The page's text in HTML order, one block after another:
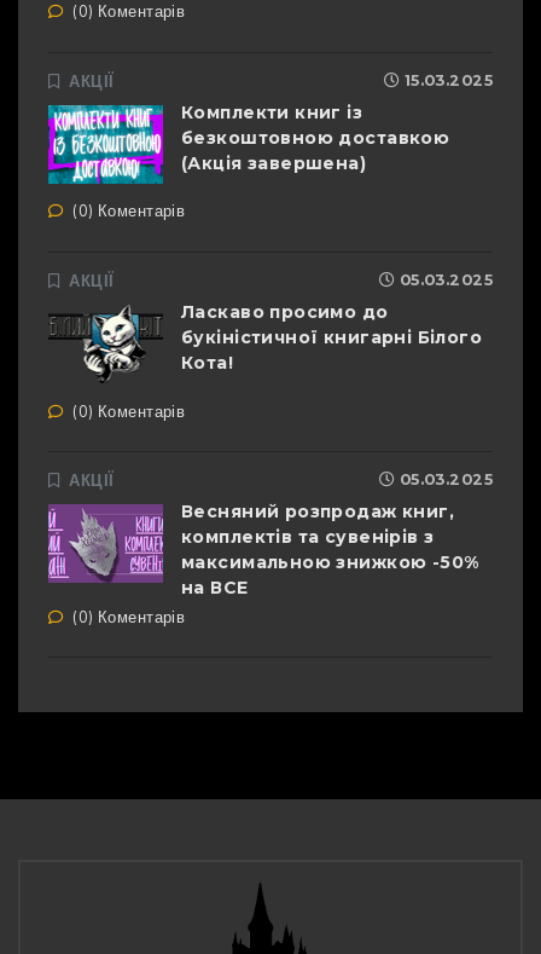
(0) Коментарів
АКЦІЇ 15.03.2025
Комплекти книг із
безкоштовною доставкою
(Акція завершена)
(0) Коментарів
АКЦІЇ 05.03.2025
Ласкаво просимо до
букіністичної книгарні Білого
Кота!
(0) Коментарів
АКЦІЇ 05.03.2025
Весняний розпродаж книг,
комплектів та сувенірів з
максимальною знижкою -50%
на ВСЕ
(0) Коментарів